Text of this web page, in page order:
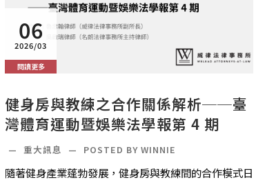
06
2026/03
閱讀更多
健身房與教練之合作關係解析──臺
灣體育運動暨娛樂法學報第 4 期
— 重大訊息 — POSTED BY WINNIE
隨著健身產業蓬勃發展，健身房與教練間的合作模式日